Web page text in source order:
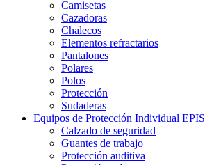
Camisetas
Cazadoras
Chalecos
Elementos refractarios
Pantalones
Polares
Polos
Protección
Sudaderas
Equipos de Protección Individual EPIS
Calzado de seguridad
Guantes de trabajo
Protección auditiva